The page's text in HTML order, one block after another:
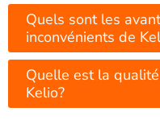
Quels sont les
inconvénients de
Quelle est la
Kelio?